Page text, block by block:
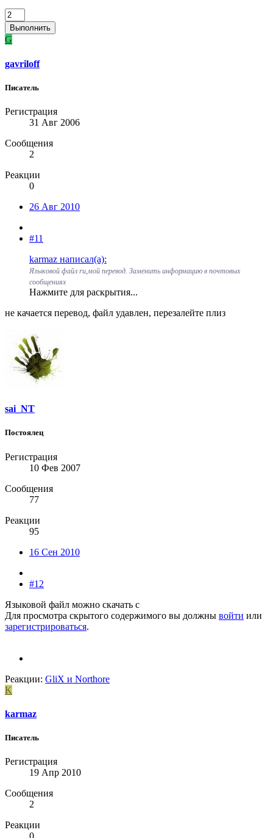
Выполнить
G
gavriloff
Писатель
Регистрация
31 Авг 2006
Сообщения
2
Реакции
0
26 Авг 2010
#11
karmaz написал(а):
Языковой файл ru,мой перевод. Заменить информацию в почтовых
сообщениях
Нажмите для раскрытия...
не качается перевод, файл удавлен, перезалейте плиз
sai_NT
Постоялец
Регистрация
10 Фев 2007
Сообщения
77
Реакции
95
16 Сен 2010
#12
Языковой файл можно скачать с
Для просмотра скрытого содержимого вы должны войти или
зарегистрироваться.
Реакции: GliX и Northore
K
karmaz
Писатель
Регистрация
19 Апр 2010
Сообщения
2
Реакции